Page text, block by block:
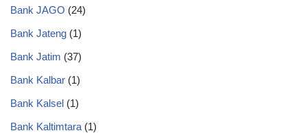
Bank JAGO (24)
Bank Jateng (1)
Bank Jatim (37)
Bank Kalbar (1)
Bank Kalsel (1)
Bank Kaltimtara (1)